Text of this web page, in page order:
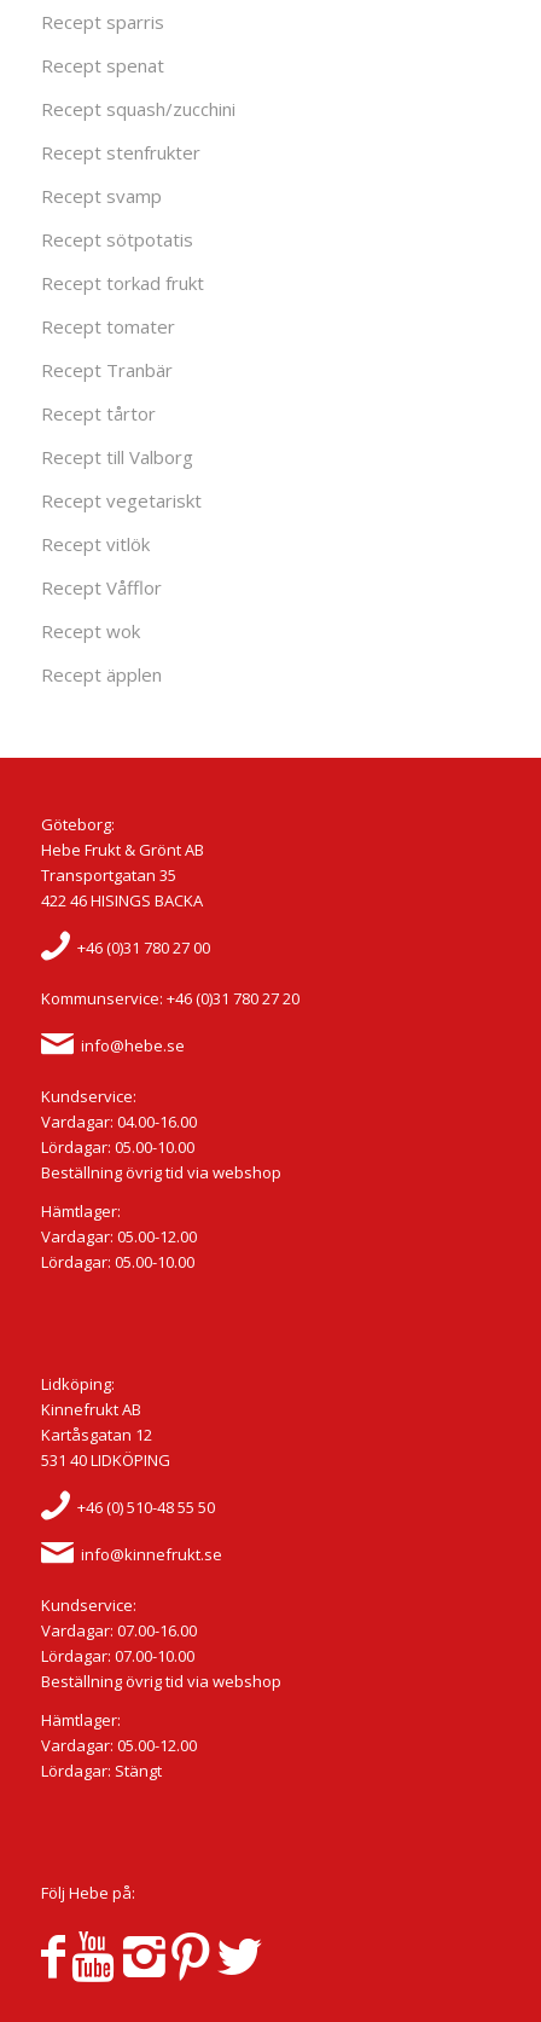
Recept sparris
Recept spenat
Recept squash/zucchini
Recept stenfrukter
Recept svamp
Recept sötpotatis
Recept torkad frukt
Recept tomater
Recept Tranbär
Recept tårtor
Recept till Valborg
Recept vegetariskt
Recept vitlök
Recept Våfflor
Recept wok
Recept äpplen
Göteborg:
Hebe Frukt & Grönt AB
Transportgatan 35
422 46 HISINGS BACKA
+46 (0)31 780 27 00
Kommunservice: +46 (0)31 780 27 20
info@hebe.se
Kundservice:
Vardagar: 04.00-16.00
Lördagar: 05.00-10.00
Beställning övrig tid via webshop
Hämtlager:
Vardagar: 05.00-12.00
Lördagar: 05.00-10.00
Lidköping:
Kinnefrukt AB
Kartåsgatan 12
531 40 LIDKÖPING
+46 (0) 510-48 55 50
info@kinnefrukt.se
Kundservice:
Vardagar: 07.00-16.00
Lördagar: 07.00-10.00
Beställning övrig tid via webshop
Hämtlager:
Vardagar: 05.00-12.00
Lördagar: Stängt
Följ Hebe på: